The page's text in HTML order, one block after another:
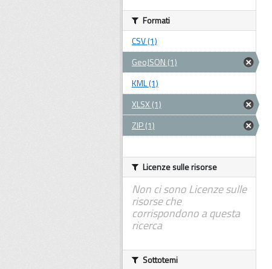
Formati
CSV (1)
GeoJSON (1)
KML (1)
XLSX (1)
ZIP (1)
Licenze sulle risorse
Non ci sono Licenze sulle
risorse che
corrispondono a questa
ricerca
Sottotemi